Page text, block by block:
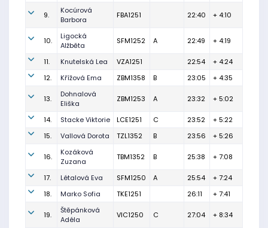
9.
Kocúrová
Barbora
FBA1251 22:40 + 4:10
10.
Ligocká
Alžběta
SFM1252 A 22:49 + 4:19
11. Knutelská Lea VZA1251 22:54
+ 4:24
12.
Křížová Ema ZBM1358 B 23:05 + 4:35
13.
Dohnalová
Eliška
ZBM1253 A 23:32 + 5:02
14. Stacke Viktorie LCE1251 C 23:52
+ 5:22
15.
Vallová Dorota TZL1352 B 23:56 + 5:26
16.
Kozáková
Zuzana
TBM1352 B 25:38 + 7:08
17. Létalová Eva SFM1250 A 25:54
+ 7:24
18.
Marko Sofia TKE1251 26:11 + 7:41
19.
Štěpánková
Adéla
VIC1250 C 27:04 + 8:34